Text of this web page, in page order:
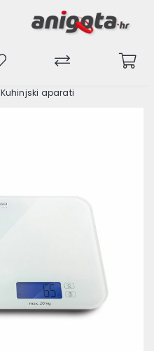
Kuhinjski aparati